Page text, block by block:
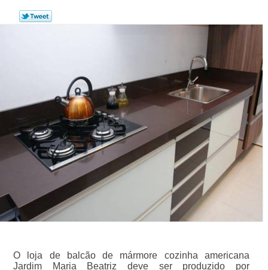
O loja de balcão de mármore cozinha americana
Jardim Maria Beatriz deve ser produzido por